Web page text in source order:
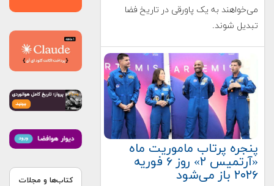
می‌خواهند به یک پاورقی در تاریخ فضا
تبدیل شوند.
پنجره پرتاب ماموریت ماه
«آرتمیس ۲» روز ۶ فوریه
۲۰۲۶ باز می‌شود کتاب‌ها و مجلات